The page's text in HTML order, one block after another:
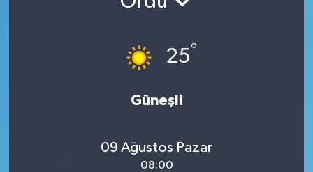
25°
Güneşli
09 Ağustos Pazar
08:00